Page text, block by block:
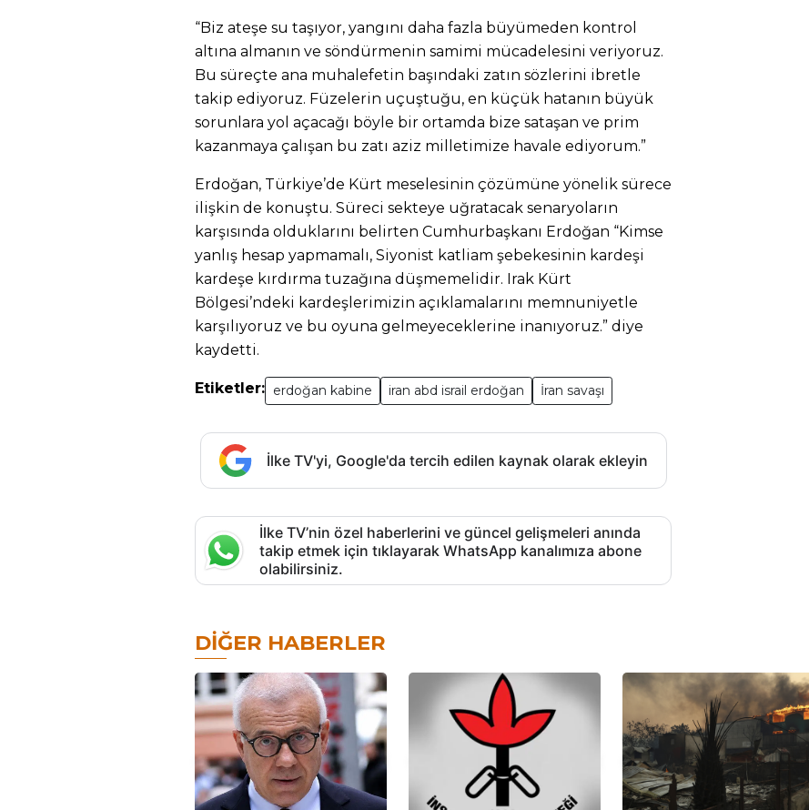
“Biz ateşe su taşıyor, yangını daha fazla büyümeden kontrol
altına almanın ve söndürmenin samimi mücadelesini veriyoruz.
Bu süreçte ana muhalefetin başındaki zatın sözlerini ibretle
takip ediyoruz. Füzelerin uçuştuğu, en küçük hatanın büyük
sorunlara yol açacağı böyle bir ortamda bize sataşan ve prim
kazanmaya çalışan bu zatı aziz milletimize havale ediyorum.”
Erdoğan, Türkiye’de Kürt meselesinin çözümüne yönelik sürece
ilişkin de konuştu. Süreci sekteye uğratacak senaryoların
karşısında olduklarını belirten Cumhurbaşkanı Erdoğan “Kimse
yanlış hesap yapmamalı, Siyonist katliam şebekesinin kardeşi
kardeşe kırdırma tuzağına düşmemelidir. Irak Kürt
Bölgesi’ndeki kardeşlerimizin açıklamalarını memnuniyetle
karşılıyoruz ve bu oyuna gelmeyeceklerine inanıyoruz.” diye
kaydetti.
Etiketler: erdoğan kabine iran abd israil erdoğan İran savaşı
İlke TV'yi, Google'da tercih edilen kaynak olarak ekleyin
İlke TV’nin özel haberlerini ve güncel gelişmeleri anında
takip etmek için tıklayarak WhatsApp kanalımıza abone
olabilirsiniz.
DIĞER HABERLER